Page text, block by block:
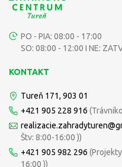
PO - PIA: 08:00 - 17:00
SO: 08:00 - 12:00 I NE:
KONTAKT
Tureň 171, 903 01
+421 905 228 916
Štv: 8:00-16:00 ))
+421 905 982 296
16:00 ))